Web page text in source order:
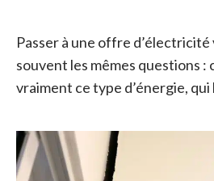
Passer à une offre
souvent les mêmes questions
vraiment ce type d’énergie, qui